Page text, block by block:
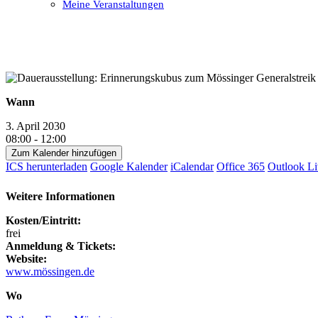
Meine Veranstaltungen
Wann
3. April 2030
08:00 - 12:00
Zum Kalender hinzufügen
ICS herunterladen Google Kalender iCalendar Office 365 Outlook
Weitere Informationen
Kosten/Eintritt:
frei
Anmeldung & Tickets:
Website:
www.mössingen.de
Wo